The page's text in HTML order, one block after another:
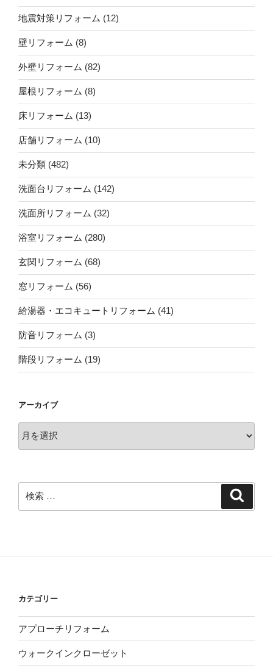
地震対策リフォーム (12)
壁リフォーム (8)
外壁リフォーム (82)
屋根リフォーム (8)
床リフォーム (13)
店舗リフォーム (10)
未分類 (482)
洗面台リフォーム (142)
洗面所リフォーム (32)
浴室リフォーム (280)
玄関リフォーム (68)
窓リフォーム (56)
給湯器・エコキュートリフォーム (41)
防音リフォーム (3)
階段リフォーム (19)
アーカイブ
ー
索:
カテゴリー
アプローチリフォーム
ウォークインクローゼット